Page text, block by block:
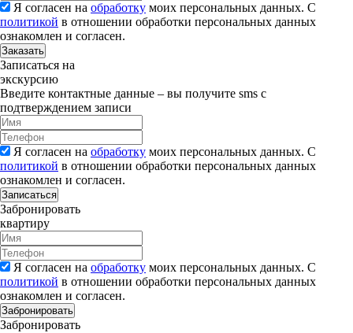
Я согласен на обработку моих персональных данных. С
политикой в отношении обработки персональных данных
ознакомлен и согласен.
Заказать
Записаться на
экскурсию
Введите контактные данные – вы получите sms с
подтверждением записи
Я согласен на обработку моих персональных данных. С
политикой в отношении обработки персональных данных
ознакомлен и согласен.
Записаться
Забронировать
квартиру
Я согласен на обработку моих персональных данных. С
политикой в отношении обработки персональных данных
ознакомлен и согласен.
Забронировать
Забронировать